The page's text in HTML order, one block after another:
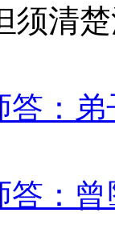
须清
答：
答：